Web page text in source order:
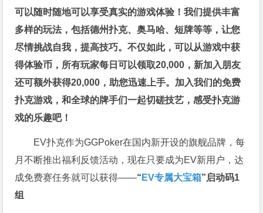
可以随时随地可以享受真实的游戏体验！我们提供丰富
多样的玩法，包括德州扑克、奥马哈、短牌等等，让您
尽情挑战自我，提高技巧。不仅如此，可以从游戏中获
得体验币，所有玩家每日可以领取20,000，新加入朋友
还可额外获得20,000，助您迅速上手。 加入我们的免费
扑克游戏，和全球的牌手们一起切磋技艺，感受扑克游
戏的乐趣吧！
EV扑克作为GGPoker在国内新开设的旗舰品牌，每
月不断推出福利反馈活动，现在只要成为EV新用户，达
成免费赛任务就可以获得——“ EV专属大宝箱”启动码1
组